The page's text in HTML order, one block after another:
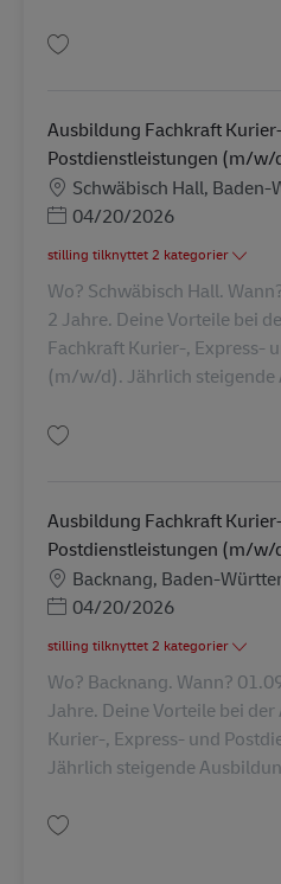
Ausbildung Fachkraft
Postdienstleistungen (m/w/
Lokation
Schwäbisch Hall,
Posted Date
04/20/2026
stilling tilknyttet 2 kategorier
Wo? Schwäbisch Hall.
2 Jahre. Deine Vorteile bei
Fachkraft Kurier-, Express-
(m/w/d). Jährlich
Ausbildung Fachkraft
Postdienstleistungen (m/w/
Lokation
Backnang, Baden-
Posted Date
04/20/2026
stilling tilknyttet 2 kategorier
Wo? Backnang. Wann?
Jahre. Deine Vorteile bei
Kurier-, Express- und
Jährlich steigende